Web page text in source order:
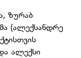
ზურაბ
(ალექსანდრე
ალექსი